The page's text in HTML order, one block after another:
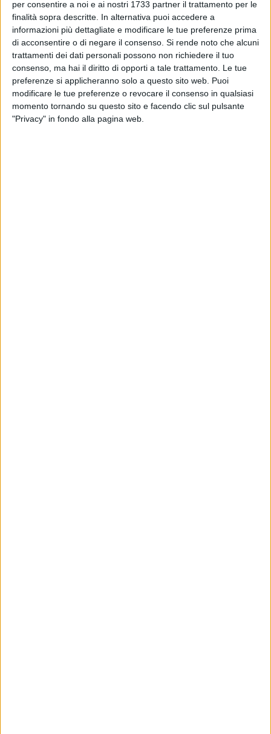
per consentire a noi e ai nostri 1733 partner il trattamento per le
finalità sopra descritte. In alternativa puoi accedere a
informazioni più dettagliate e modificare le tue preferenze prima
di acconsentire o di negare il consenso. Si rende noto che alcuni
trattamenti dei dati personali possono non richiedere il tuo
consenso, ma hai il diritto di opporti a tale trattamento. Le tue
preferenze si applicheranno solo a questo sito web. Puoi
modificare le tue preferenze o revocare il consenso in qualsiasi
momento tornando su questo sito e facendo clic sul pulsante
"Privacy" in fondo alla pagina web.
seguendo i gusti del piccolo e le abitudini di famiglia. Sarà
l'autosvezzamento il tema dell'incontro in calendario sabato
7 aprile, alle ore 18:00, presso la sede di Mente Interattiva in
piazza Vittorio Emanuele II, 43.
La pediatra Pierangela Rana illustrerà, nel corso
dell'appuntamento, tutto ciò che riguarda
l'autosvezzamento, rassicurando i genitori sulle
preoccupazioni più frequenti. L'accesso all'evento, che rientra